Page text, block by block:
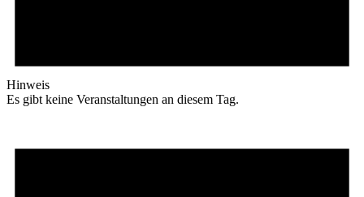
Hinweis
Es gibt keine Veranstaltungen an diesem Tag.